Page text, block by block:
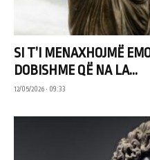
SI T’I MENAXHOJMË
DOBISHME QË NA LA...
12/05/2026 • 09:33